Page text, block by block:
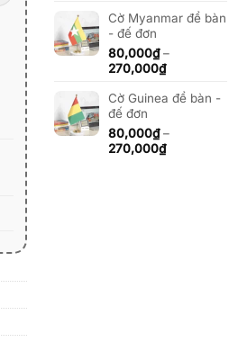
từ
270,000₫
Cờ Myanmar để bàn
- đế đơn
80,000₫ –
270,000₫Khoảng
từ
270,000₫
Cờ Guinea để bàn -
đế đơn
80,000₫ –
270,000₫Khoảng